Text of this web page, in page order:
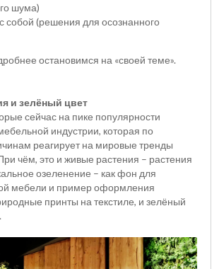
шума)
собой (решения для осознанного
остановимся на «своей теме».
и зелёный цвет
сейчас на пике популярности
индустрии, которая по
реагирует на мировые тренды
чём, это и живые растения – растения
озеленение – как фон для
мебели и пример оформления
принты на текстиле, и зелёный